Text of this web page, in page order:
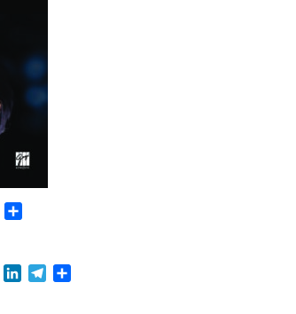
Telegram
WhatsApp
LinkedInTelegram